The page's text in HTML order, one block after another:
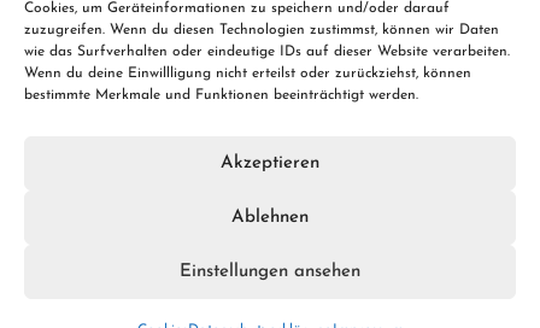
Cookies, um Geräteinformationen zu speichern und/oder darauf
zuzugreifen. Wenn du diesen Technologien zustimmst, können wir Daten
wie das Surfverhalten oder eindeutige IDs auf dieser Website verarbeiten.
Wenn du deine Einwillligung nicht erteilst oder zurückziehst, können
bestimmte Merkmale und Funktionen beeinträchtigt werden.
Akzeptieren
Ablehnen
Einstellungen ansehen
Cookies
Datenschutz
© 2026 spoges.de · Konzept, Design & Umsetzung: